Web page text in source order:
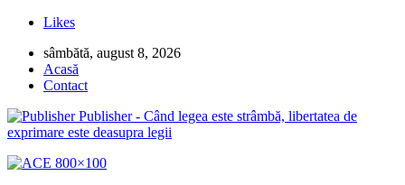
Likes
sâmbătă, august 8, 2026
Acasă
Contact
Publisher - Când legea este strâmbă, libertatea de
exprimare este deasupra legii